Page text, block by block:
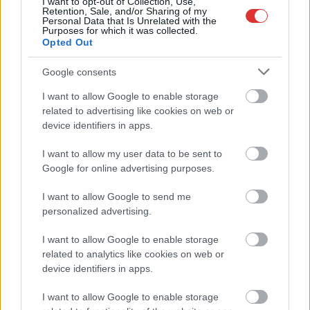
Retention, Sale, and/or Sharing of my
Personal Data that Is Unrelated with the
Purposes for which it was collected.
Opted Out
Google consents
I want to allow Google to enable storage
related to advertising like cookies on web or
device identifiers in apps.
I want to allow my user data to be sent to
Google for online advertising purposes.
I want to allow Google to send me
personalized advertising.
I want to allow Google to enable storage
related to analytics like cookies on web or
device identifiers in apps.
I want to allow Google to enable storage
hetilapként jelenik meg – végképp vége a nyomtatott
sajtónak?
Befejeződött a szolnoki Szentháromság-templom felújítása
Ilyen, amikor „fél” a Tisza – a durva csapadékhiány nagyon
meglátszik
Lehet, hogy mégis megússzuk Paks teljes leállítását, némileg
emelkedett a vízszint (VIDEÓVAL)
Tugyi Zétény ezüstérmet szerzett a bakui U17-es birkózó-
világbajnokságon
Átfogó országos ellenőrzés indult a hazai akkumulátoripari
üzemekben
A Tisza visszahúzódott, és évszázadok óta nem látott